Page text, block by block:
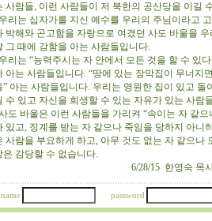
사람들, 이런 사람들이 저 북한의 공산당을 이길
우리는 십자가를 지신 예수를 우리의 주님이라고
박해와 곤고함을 자랑으로 여겼던 사도 바울을
그 때에 강함을 아는 사람들입니다.
우리는 “능력주시는 자 안에서 모든 것을 할 수 있
아는 사람들입니다. “땅에 있는 장막집이 무너지
” 아는 사람들입니다. 우리는 영원한 집이 있고
수 있고 자신을 희생할 수 있는 자유가 있는 사람
도 바울은 이런 사람들을 가리켜 “속이는 자 같
있고, 징계를 받는 자 같으나 죽임을 당하지 아니
사람을 부요하게 하고, 아무 것도 없는 자 같으나
은 감당할 수 없습니다.
6/28/15 한영숙 목
name password